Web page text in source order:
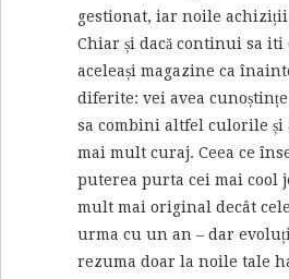
gestionat, iar noile
Chiar și dacă continui sa
aceleași magazine ca
diferite: vei avea
sa combini altfel culorile și
mai mult curaj. Ceea ce
puterea purta cei mai cool
mult mai original decât
urma cu un an – dar
rezuma doar la noile tale